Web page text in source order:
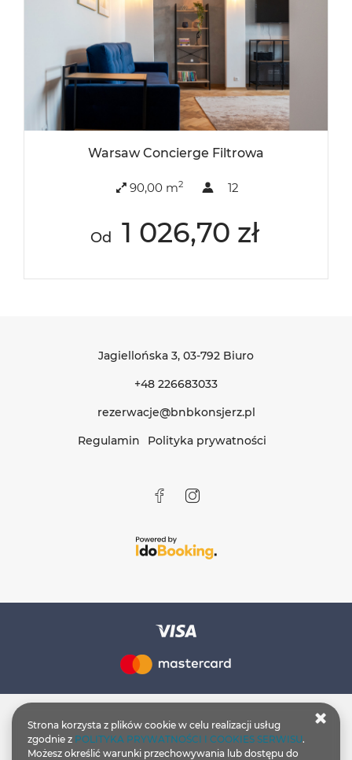
Warsaw Concierge Filtrowa
90,00 m2 12
Od 1 026,70 zł
Jagiellońska 3, 03-792 Biuro
+48 226683033
rezerwacje@bnbkonsjerz.pl
Regulamin
Polityka prywatności
Strona korzysta z plików cookie w celu realizacji usług
zgodnie z POLITYKA PRYWATNOŚCI I COOKIES SERWISU.
Możesz określić warunki przechowywania lub dostępu do